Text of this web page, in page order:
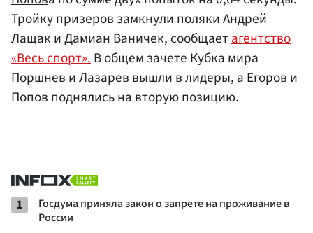
Тройку призеров замкнули поляки Андрей
Лащак и Дамиан Ваничек, сообщаетагентство
«Весь спорт».В общем зачете Кубка мира
Поршнев и Лазарев вышли в лидеры, а Егоров и
Попов поднялись на вторую позицию.
1
Госдума приняла закон о запрете на проживание в
России